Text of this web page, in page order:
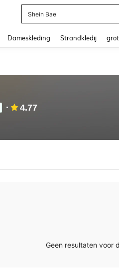
Shein Bae
Dameskleding Strandkledij
4.77
Geen resultaten voor